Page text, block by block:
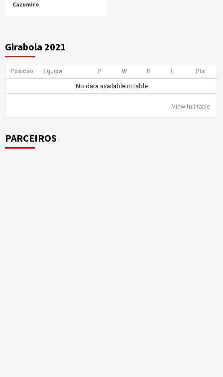
Cazumiro
Girabola 2021
Posicao Equipa P W D L Pts
No data available in table
View full table
PARCEIROS